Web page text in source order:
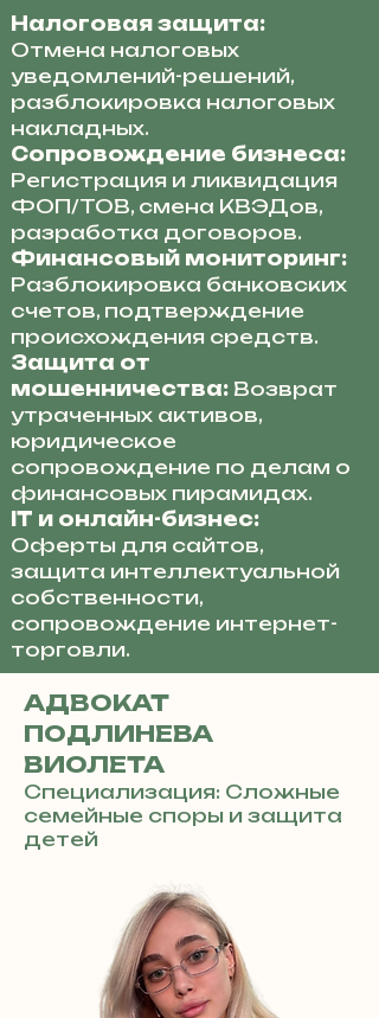
Налоговая защита:
Отмена налоговых
уведомлений-решений,
разблокировка налоговых
накладных.
Сопровождение бизнеса:
Регистрация и ликвидация
ФОП/ТОВ, смена КВЭДов,
разработка договоров.
Финансовый мониторинг:
Разблокировка банковских
счетов, подтверждение
происхождения средств.
Защита от
мошенничества: Возврат
утраченных активов,
юридическое
сопровождение по делам о
финансовых пирамидах.
IT и онлайн-бизнес:
Оферты для сайтов,
защита интеллектуальной
собственности,
сопровождение интернет-
торговли.
АДВОКАТ
ПОДЛИНЕВА
ВИОЛЕТА
Специализация: Сложные
семейные споры и защита
детей